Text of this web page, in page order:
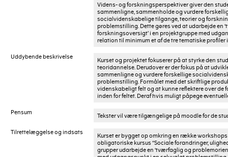
Videns- og forskningsperspektiver giver den
sammenligne, sammenholde og vurdere
socialvidenskabelige tilgange, teorier og
problemstilling. Dette gøres ved at udarbejde en
forskningsoversigt’ i en projektgruppe med
relation til minimum et af de tre tematiske
Uddybende beskrivelse
Kurset og projektet fokuserer på at styrke den
teoridannelse. Derudover er der fokus på at
sammenligne og vurdere forskellige
problemstilling. Formålet med det skriftlige
videnskabeligt felt og at kunne reflektere over
inden for feltet. Deraf hvis muligt påpege
Pensum Tekster vil være tilgængelige på moodle for de
Tilrettelæggelse og indsats
Kurset er bygget op omkring en række
obligatoriske kursus “Sociale forandringer,
grupper udarbejde en ‘tværfaglig og